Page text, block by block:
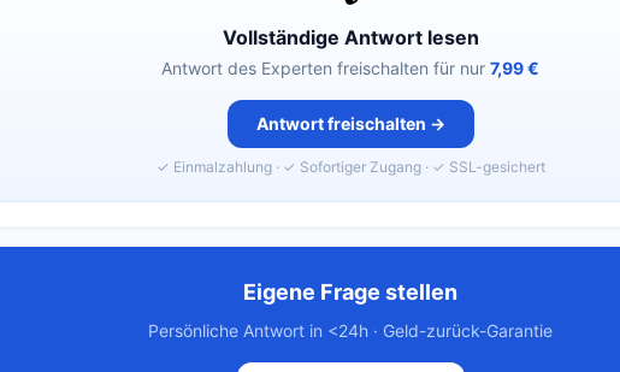
Vollständige Antwort lesen
Antwort des Experten freischalten für nur 7,99 €
Antwort freischalten →
✓ Einmalzahlung · ✓ Sofortiger Zugang · ✓ SSL-gesichert
Eigene Frage stellen
Persönliche Antwort in <24h · Geld-zurück-Garantie